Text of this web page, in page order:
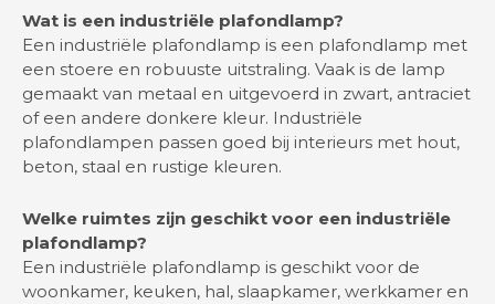
Wat is een industriële plafondlamp?
Een industriële plafondlamp is een plafondlamp met
een stoere en robuuste uitstraling. Vaak is de lamp
gemaakt van metaal en uitgevoerd in zwart, antraciet
of een andere donkere kleur. Industriële
plafondlampen passen goed bij interieurs met hout,
beton, staal en rustige kleuren.
Welke ruimtes zijn geschikt voor een industriële
plafondlamp?
Een industriële plafondlamp is geschikt voor de
woonkamer, keuken, hal, slaapkamer, werkkamer en